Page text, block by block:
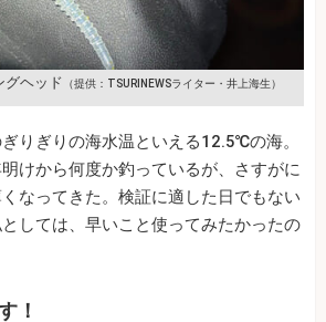
グヘッド （提供：TSURINEWSライター・井上海生）
りぎりの海水温といえる12.5℃の海。
けから何度か釣っているが、さすがに
なってきた。検証に適した日でもない
しては、早いこと使ってみたかったの
！